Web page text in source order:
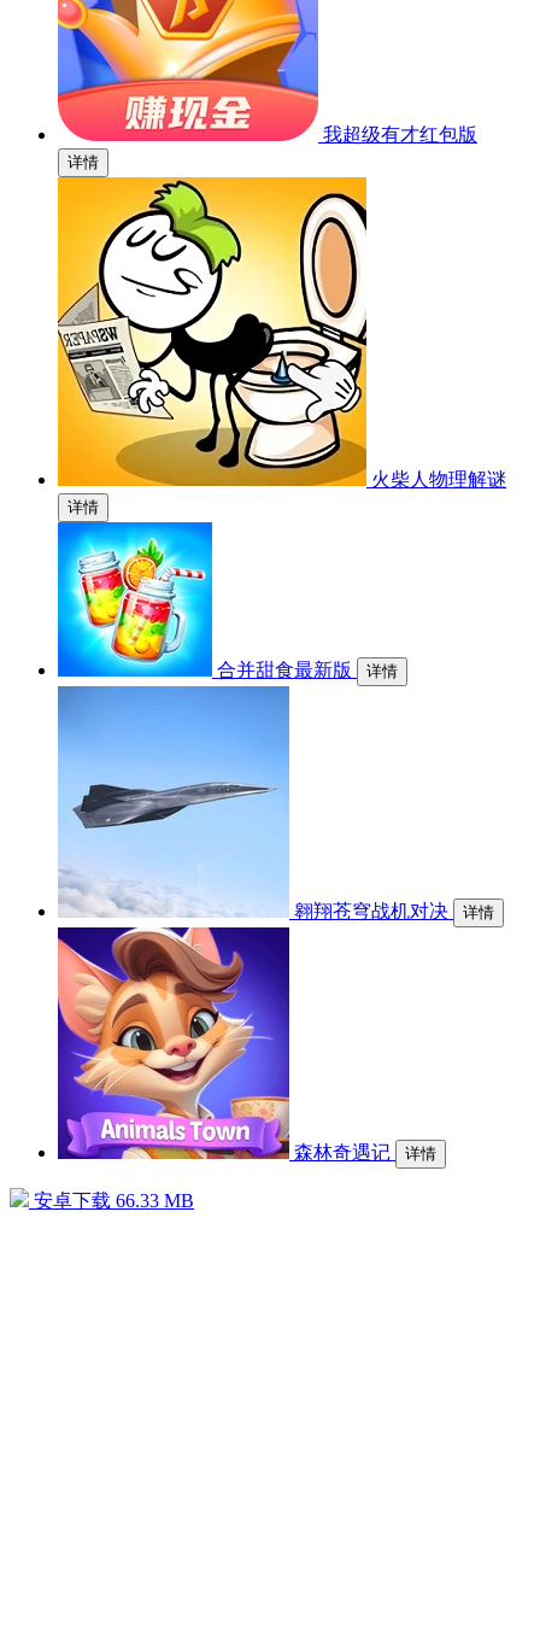
我超级有才红包版
详情
火柴人物理解谜
详情
合并甜食最新版 详情
翱翔苍穹战机对决 详情
森林奇遇记 详情
安卓下载 66.33 MB